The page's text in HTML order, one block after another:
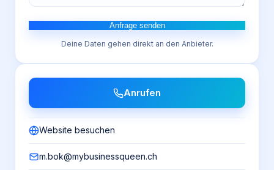
Anfrage senden
Deine Daten gehen direkt an den Anbieter.
Anrufen
Website besuchen
m.bok@mybusinessqueen.ch